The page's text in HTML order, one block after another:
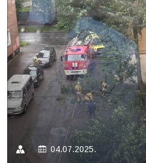
04.07.2025.